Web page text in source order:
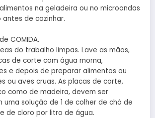
na geladeira ou no microondas
de cozinhar.
COMIDA.
do trabalho limpas. Lave as mãos,
de corte com água morna,
e depois de preparar alimentos ou
ou aves cruas. As placas de corte,
como de madeira, devem ser
uma solução de 1 de colher de chá de
de cloro por litro de água.